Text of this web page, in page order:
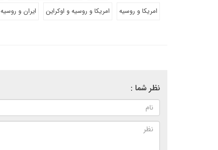
امریکا و روسیه
امریکا و روسیه و اوکراین ایران و روسیه
نظر شما :